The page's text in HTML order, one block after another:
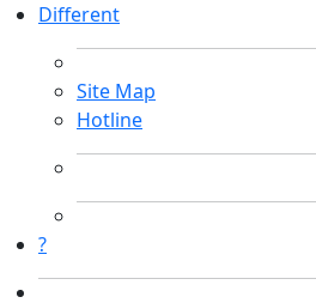
Different
Site Map
Hotline
?